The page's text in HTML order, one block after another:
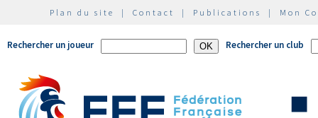
Plan du site | Contact | Publications | Mon
Rechercher un joueur Rechercher un club